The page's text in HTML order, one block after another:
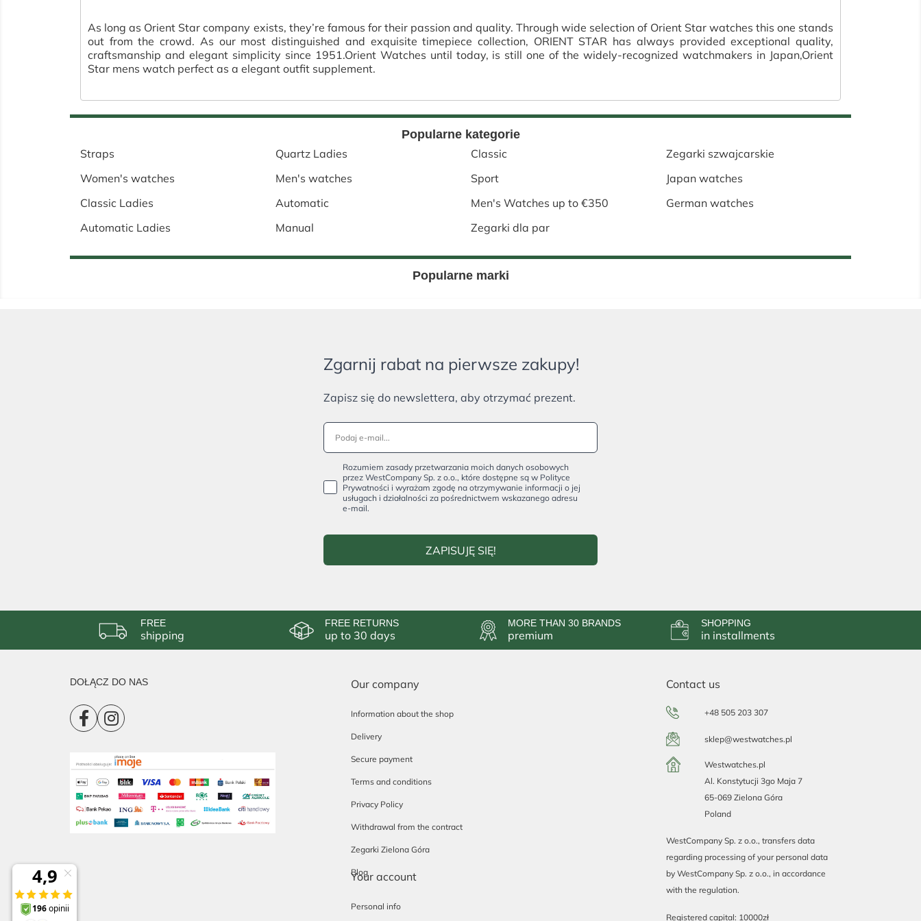
As long as Orient Star company exists, they’re famous for their passion and quality. Through wide selection of Orient Star watches this one stands
out from the crowd. As our most distinguished and exquisite timepiece collection, ORIENT STAR has always provided exceptional quality,
craftsmanship and elegant simplicity since 1951.Orient Watches until today, is still one of the widely-recognized watchmakers in Japan,Orient
Star mens watch perfect as a elegant outfit supplement.
Popularne kategorie
Straps
Women's watches
Classic Ladies
Automatic Ladies
Quartz Ladies
Men's watches
Automatic
Manual
Classic
Sport
Men's Watches up to €350
Zegarki dla par
Zegarki szwajcarskie
Japan watches
German watches
Popularne marki
Zgarnij rabat na pierwsze zakupy!
Zapisz się do newslettera, aby otrzymać prezent.
Rozumiem zasady przetwarzania moich danych osobowych
przez WestCompany Sp. z o.o., które dostępne są w Polityce
Prywatności i wyrażam zgodę na otrzymywanie informacji o jej
usługach i działalności za pośrednictwem wskazanego adresu
e-mail.
ZAPISUJĘ SIĘ!
FREE
shipping
FREE RETURNS
up to 30 days
MORE THAN 30 BRANDS
premium
SHOPPING
in installments
DOŁĄCZ DO NAS Our company
Information about the shop
Delivery
Secure payment
Terms and conditions
Privacy Policy
Withdrawal from the contract
Zegarki Zielona Góra
Blog
Contact us
+48 505 203 307
sklep@westwatches.pl
Westwatches.pl
Al. Konstytucji 3go Maja 7
65-069 Zielona Góra
Poland
WestCompany Sp. z o.o., transfers data
regarding processing of your personal data
by WestCompany Sp. z o.o., in accordance
with the regulation.
Registered capital: 10000zł
Your account
Personal info